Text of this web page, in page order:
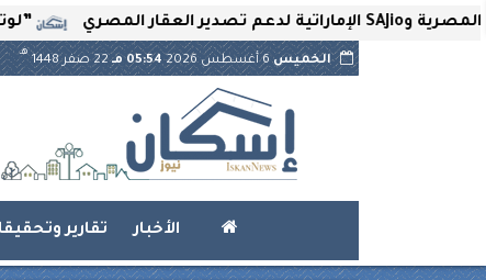
”لوتير”
الخميس6 أغسطس 2026 05:54 مـ 22 صفر 1448
هـ
الأخبار تقارير